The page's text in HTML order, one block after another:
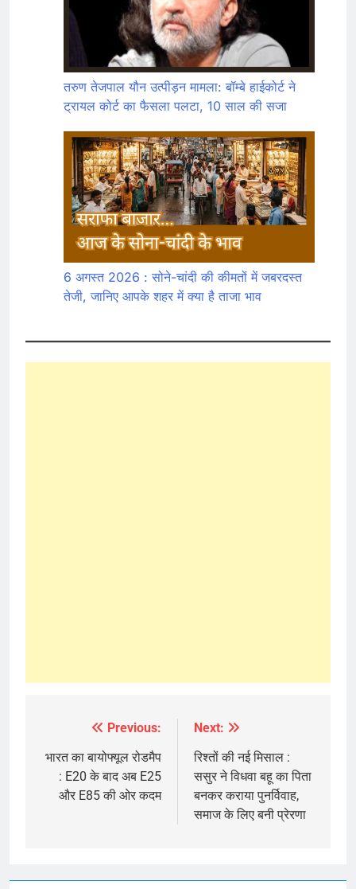
तरुण तेजपाल यौन उत्पीड़न मामला: बॉम्बे हाईकोर्ट ने
ट्रायल कोर्ट का फैसला पलटा, 10 साल की सजा
6 अगस्त 2026 : सोने-चांदी की कीमतों में जबरदस्त
तेजी, जानिए आपके शहर में क्या है ताजा भाव
navigation
Previous:
भारत का बायोफ्यूल रोडमैप
: E20 के बाद अब E25
और E85 की ओर कदम
Next:
रिश्तों की नई मिसाल :
ससुर ने विधवा बहू का पिता
बनकर कराया पुनर्विवाह,
समाज के लिए बनी प्रेरणा